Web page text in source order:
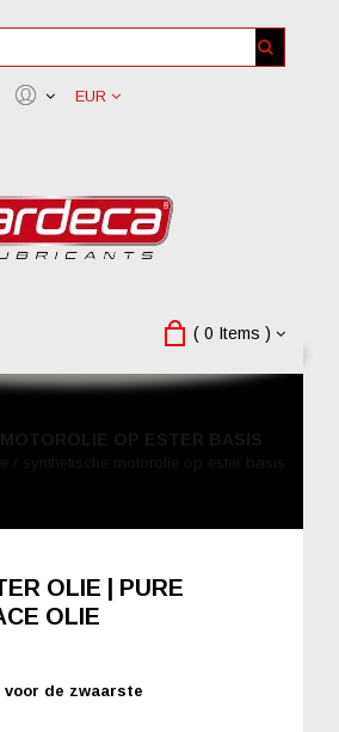
EUR
( 0 Items )
OLIE | PURE
OLIE
de zwaarste